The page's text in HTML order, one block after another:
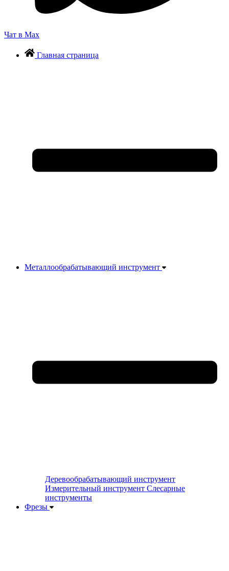
Чат в Max
Главная страница
Металлообрабатывающий инструмент
Деревообрабатывающий инструмент
Измерительный инструмент Слесарные
инструменты
Фрезы